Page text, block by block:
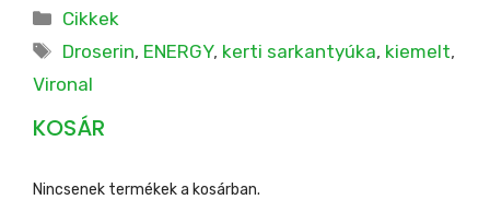
Kategória
Cikkek
Címkék
Droserin, ENERGY, kerti sarkantyúka, kiemelt,
Vironal
KOSÁR
Nincsenek termékek a kosárban.